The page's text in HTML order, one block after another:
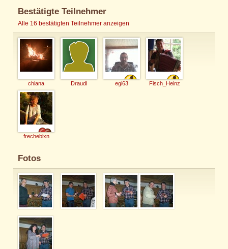
Bestätigte Teilnehmer
Alle 16 bestätigten Teilnehmer anzeigen
chiana Draudl egi63 Fisch_Heinz
frechebixn
Fotos